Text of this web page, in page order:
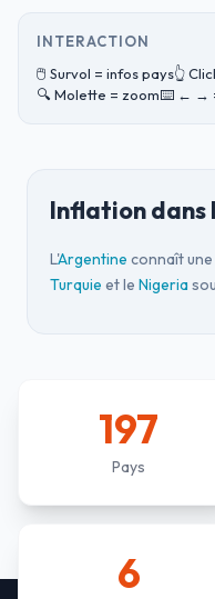
INTERACTION
🖱️ Survol = infos pays👆
🔍 Molette = zoom⌨️ ← →
Inflation dans
L'Argentine connaît
Turquie et le Nigeria
197
Pays
6